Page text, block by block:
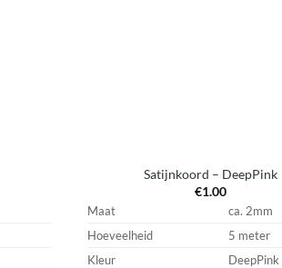
Satijnkoord – DeepPink
€1.00
Maat
ca. 2mm
Hoeveelheid
5 meter
Kleur
DeepPink